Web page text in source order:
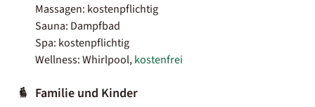
Massagen: kostenpflichtig
Sauna: Dampfbad
Spa: kostenpflichtig
Wellness: Whirlpool,kostenfrei
Familie und Kinder